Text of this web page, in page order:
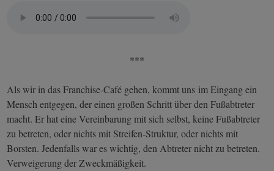
***
Als wir in das Franchise-Café gehen, kommt uns im Eingang ein
Mensch entgegen, der einen großen Schritt über den Fußabtreter
macht. Er hat eine Vereinbarung mit sich selbst, keine Fußabtreter
zu betreten, oder nichts mit Streifen-Struktur, oder nichts mit
Borsten. Jedenfalls war es wichtig, den Abtreter nicht zu betreten.
Verweigerung der Zweckmäßigkeit.